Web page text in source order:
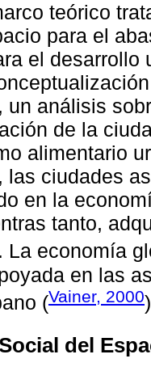
teórico
para el
el desarrollo
un análisis
de la
alimentario
las ciudades
en la
tanto,
La economía
en las
(Vainer, 2000
del